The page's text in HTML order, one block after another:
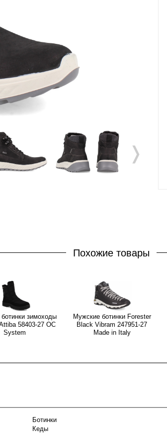
❭
Похожие товары
зимоходы
58403-27 OC
System
Мужские ботинки Forester
Black Vibram 247951-27
Made in Italy
Ботинки
Кеды